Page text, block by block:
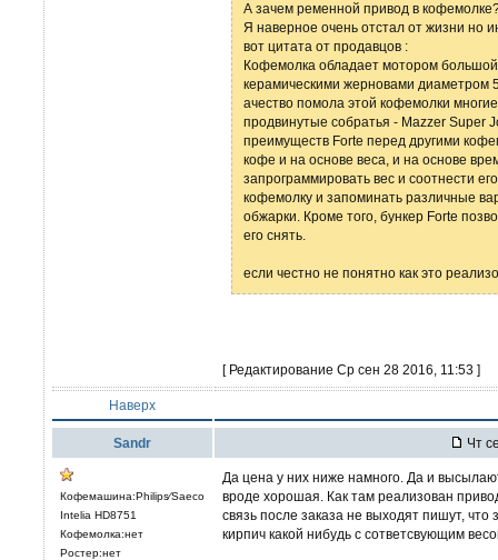
А зачем ременной привод в
Я наверное очень отстал от жизни но
вот цитата от продавцов :
Кофемолка обладает мотором
керамическими жерновами диаметром
ачество помола этой кофемолки
продвинутые собратья - Mazzer Super
преимуществ Forte перед другими
кофе и на основе веса, и на основе
запрограммировать вес и соотнести
кофемолку и запоминать различные
обжарки. Кроме того, бункер Forte
его снять.
если честно не понятно как это
[ Редактирование Ср сен 28 2016, 11:53 ]
Наверх
Sandr Чт
Кофемашина:Philips⁄Saeco
Intelia HD8751
Кофемолка:нет
Ростер:нет
Да цена у них ниже намного. Да и
вроде хорошая. Как там реализован
связь после заказа не выходят пишут,
кирпич какой нибудь с сответсвующим